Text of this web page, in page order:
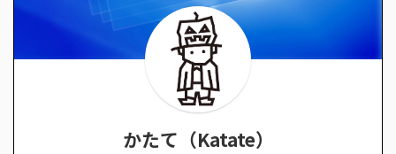
かたて（Katate）